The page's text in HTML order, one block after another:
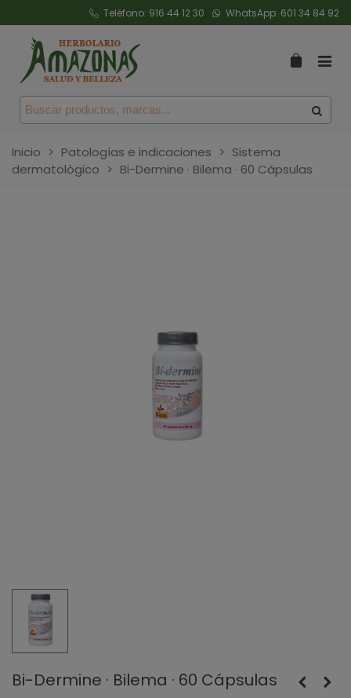
Teléfono: 916 44 12 30 WhatsApp: 601 34 84 92
Inicio > Patologías e indicaciones > Sistema
dermatológico > Bi-Dermine · Bilema · 60 Cápsulas
Bi-Dermine · Bilema · 60 Cápsulas